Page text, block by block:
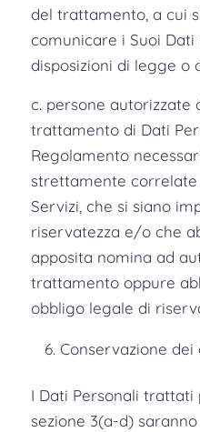
del trattamento, a cui
comunicare i Suoi Dati
disposizioni di legge o
c. persone autorizzate
trattamento di Dati
Regolamento
strettamente correlate
Servizi, che si siano
riservatezza e/o che
apposita nomina ad
trattamento oppure
obbligo legale di
Conservazione dei
I Dati Personali
sezione 3(a-d)